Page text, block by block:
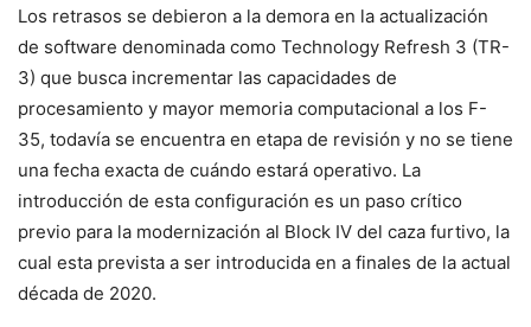
Los retrasos se debieron a la demora en la actualización
de software denominada como Technology Refresh 3 (TR-
3) que busca incrementar las capacidades de
procesamiento y mayor memoria computacional a los F-
35, todavía se encuentra en etapa de revisión y no se tiene
una fecha exacta de cuándo estará operativo. La
introducción de esta configuración es un paso crítico
previo para la modernización al Block IV del caza furtivo, la
cual esta prevista a ser introducida en a finales de la actual
década de 2020.